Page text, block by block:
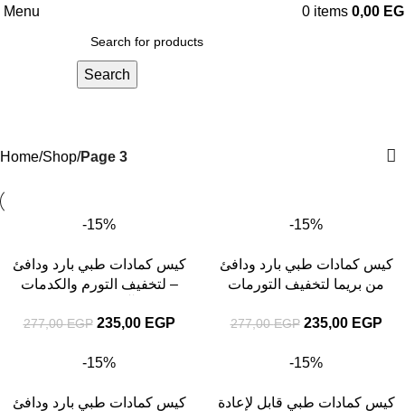
Menu 0 items 0,00
Search
Home Shop Page 3
-15%
كيس كمادات طبي بارد ودافئ
– لتخفيف التورم والكدمات
277,00EGP 235,00 EGP
-15%
كيس كمادات طبي بارد ودافئ
من بريما لتخفيف التورمات
277,00EGP 235,00 EGP
-15%
كيس كمادات طبي بارد ودافئ
-15%
كيس كمادات طبي قابل لإعادة